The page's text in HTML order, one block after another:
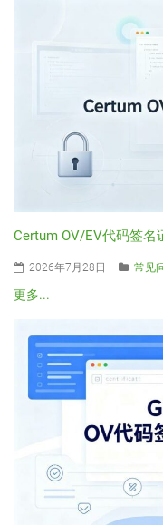
Certum OV/EV代码签名
2026年7月28日 常见
更多...